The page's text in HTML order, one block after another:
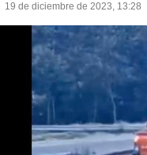
19 de diciembre de 2023, 13:28